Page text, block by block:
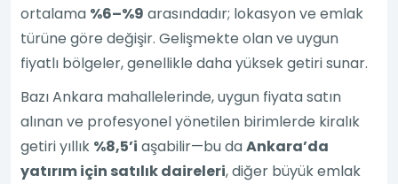
ortalama %6–%9 arasındadır; lokasyon ve emlak
türüne göre değişir. Gelişmekte olan ve uygun
fiyatlı bölgeler, genellikle daha yüksek getiri sunar.
Bazı Ankara mahallelerinde, uygun fiyata satın
alınan ve profesyonel yönetilen birimlerde kiralık
getiri yıllık %8,5’i aşabilir—bu daAnkara’da
yatırım için satılık daireleri, diğer büyük emlak